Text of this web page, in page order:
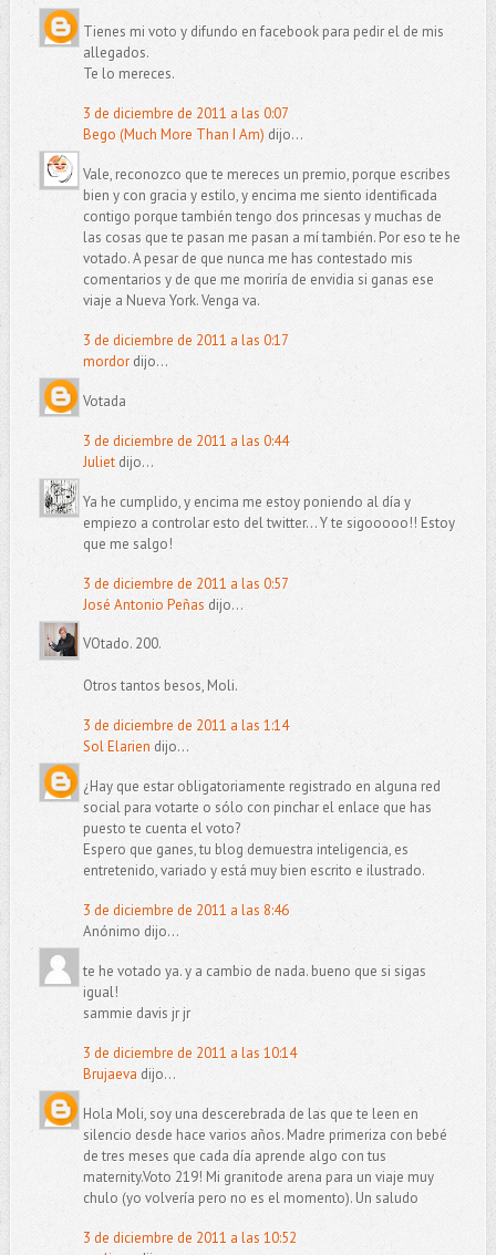
Tienes mi voto y difundo en facebook para pedir el de mis
allegados.
Te lo mereces.
3 de diciembre de 2011 a las 0:07
Bego (Much More Than I Am) dijo...
Vale, reconozco que te mereces un premio, porque escribes
bien y con gracia y estilo, y encima me siento identificada
contigo porque también tengo dos princesas y muchas de
las cosas que te pasan me pasan a mí también. Por eso te he
votado. A pesar de que nunca me has contestado mis
comentarios y de que me moriría de envidia si ganas ese
viaje a Nueva York. Venga va.
3 de diciembre de 2011 a las 0:17
mordordijo...
Votada
3 de diciembre de 2011 a las 0:44
Julietdijo...
Ya he cumplido, y encima me estoy poniendo al día y
empiezo a controlar esto del twitter... Y te sigooooo!! Estoy
que me salgo!
3 de diciembre de 2011 a las 0:57
José Antonio Peñas dijo...
VOtado. 200.
Otros tantos besos, Moli.
3 de diciembre de 2011 a las 1:14
Sol Elarien dijo...
¿Hay que estar obligatoriamente registrado en alguna red
social para votarte o sólo con pinchar el enlace que has
puesto te cuenta el voto?
Espero que ganes, tu blog demuestra inteligencia, es
entretenido, variado y está muy bien escrito e ilustrado.
3 de diciembre de 2011 a las 8:46
Anónimo dijo...
te he votado ya. y a cambio de nada. bueno que si sigas
igual!
sammie davis jr jr
3 de diciembre de 2011 a las 10:14
Brujaeva dijo...
Hola Moli, soy una descerebrada de las que te leen en
silencio desde hace varios años. Madre primeriza con bebé
de tres meses que cada día aprende algo con tus
maternity.Voto 219! Mi granitode arena para un viaje muy
chulo (yo volvería pero no es el momento). Un saludo
3 de diciembre de 2011 a las 10:52